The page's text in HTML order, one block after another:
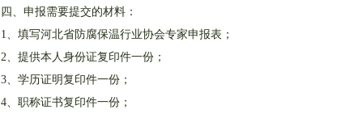
四、申报需要提交的材料：
1、填写河北省防腐保温行业协会专家申报表；
2、提供本人身份证复印件一份；
3、学历证明复印件一份；
4、职称证书复印件一份；